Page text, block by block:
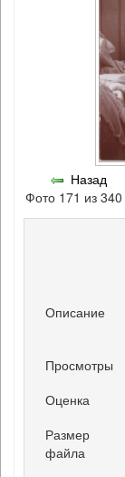
Назад
Фото 171 из 340
Описание
Просмотры
Оценка
Размер
файла